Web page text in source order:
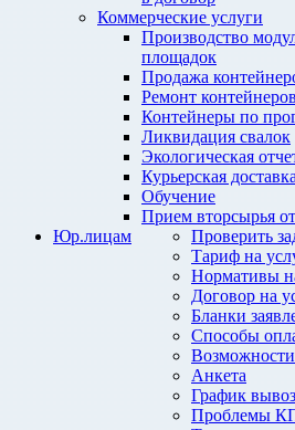
Коммерческие услуги
Производство
площадок
Продажа
Ремонт контейнеров
Контейнеры по
Ликвидация свалок
Экологическая
Курьерская доставка
Обучение
Прием вторсырья
Проверить
Тариф на
Нормативы
Договор на
Бланки
Способы
Анкета
График
Проблемы
Юр.лицам